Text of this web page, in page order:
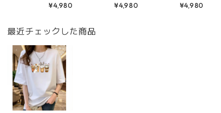
¥4,980 ¥4,980 ¥4,980
最近チェックした商品